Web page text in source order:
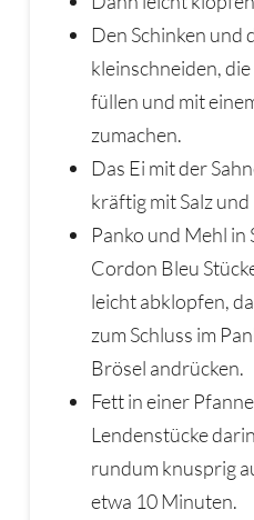
Den Schinken und
kleinschneiden,
füllen und mit
zumachen.
Das Ei mit der
kräftig mit Salz
Panko und Mehl in
Cordon Bleu
leicht abklopfen,
zum Schluss im
Brösel andrücken.
Fett in einer
Lendenstücke
rundum knusprig
etwa 10 Minuten.